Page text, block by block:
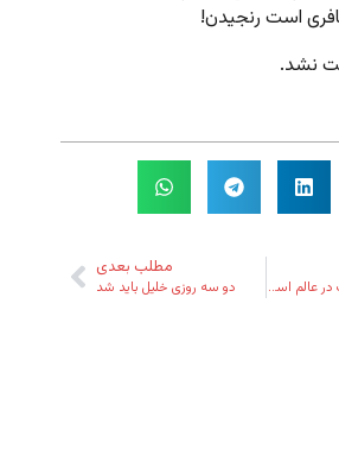
است رنجیدن!
نشد.
تئوری‌های سیاست در عالم اسلام
مطلب بعدی
دو سه روزی خلیل باید شد